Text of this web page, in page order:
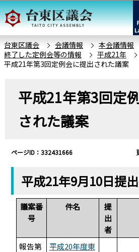
こ
の
ー
ジ
の
このページの本文
台東区議会 会議情報
本会議情報
終了した定例会等の情報
平成21年
平成21年第3回定例会に提出された議案
平成21年第3回定
された議案
ページID：332431666
平成21年9月10日提出
議案番
号
件名
提
出
者
報告第
平成20年度東